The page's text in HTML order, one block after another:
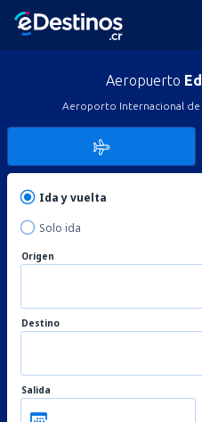
Aeropuerto
Aeroporto Internacional de
Ida y vuelta
Solo ida
Origen
Destino
Salida